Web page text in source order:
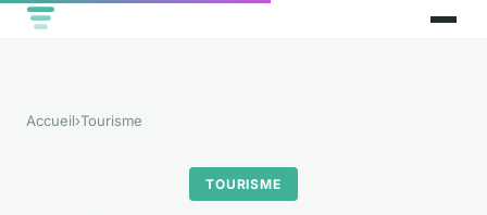
Accueil›Tourisme
TOURISME